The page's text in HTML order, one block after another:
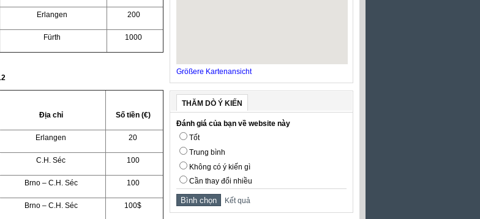
Erlangen 200
Fürth 1000
Địa chỉ Số tiền (€)
Erlangen 20
C.H. Séc 100
Brno – C.H. Séc 100
Brno – C.H. Séc 100$
Größere Kartenansicht
THĂM DÒ Ý KIẾN
Đánh giá của bạn về website này
Tốt
Trung bình
Không có ý kiến gì
Cần thay đổi nhiều
Kết quả